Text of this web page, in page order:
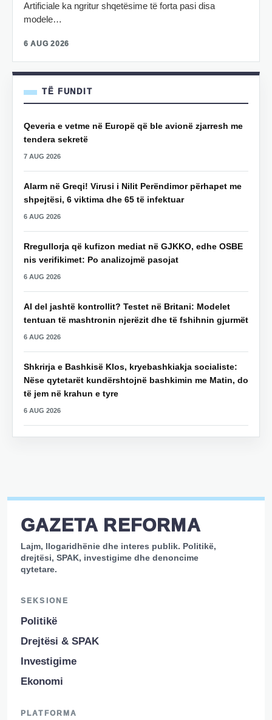
Artificiale ka ngritur shqetësime të forta pasi disa
modele…
6 AUG 2026
TË FUNDIT
Qeveria e vetme në Europë që ble avionë zjarresh me
tendera sekretë
7 AUG 2026
Alarm në Greqi! Virusi i Nilit Perëndimor përhapet me
shpejtësi, 6 viktima dhe 65 të infektuar
6 AUG 2026
Rregullorja që kufizon mediat në GJKKO, edhe OSBE
nis verifikimet: Po analizojmë pasojat
6 AUG 2026
AI del jashtë kontrollit? Testet në Britani: Modelet
tentuan të mashtronin njerëzit dhe të fshihnin gjurmët
6 AUG 2026
Shkrirja e Bashkisë Klos, kryebashkiakja socialiste:
Nëse qytetarët kundërshtojnë bashkimin me Matin, do
të jem në krahun e tyre
6 AUG 2026
GAZETA REFORMA
Lajm, llogaridhënie dhe interes publik. Politikë,
drejtësi, SPAK, investigime dhe denoncime
qytetare.
SEKSIONE
Politikë
Drejtësi & SPAK
Investigime
Ekonomi
PLATFORMA